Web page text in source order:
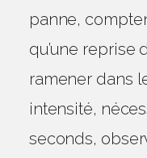
panne,
qu’une reprise
ramener dans
intensité,
seconds,